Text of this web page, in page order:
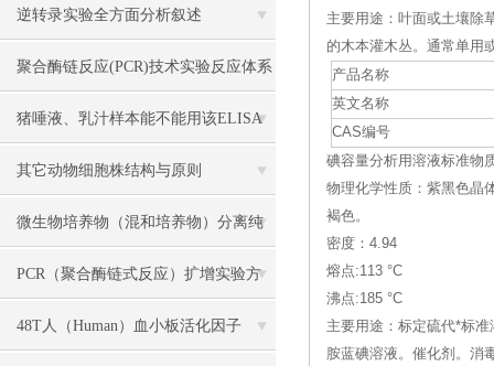
逆转录实验全方面分析叙述
聚合酶链反应(PCR)技术实验反应体系
各组份解析
猪唾液、乳汁样本能不能用该ELISA
试剂盒检测？
其它动物细胞株结构与原则
微生物培养物（混和培养物）分离纯
化主要方法介绍
PCR（聚合酶链式反应）扩增实验方
法详述
48T人（Human）血小板活化因子
主要用途：叶面或土壤除
的木本灌木丛。通常单用
产品名称
英文名称
CAS编号
碘容量分析用溶液标准物
物理化学性质：紫黑色晶
褐色。
密度：4.94
熔点:113 °C
沸点:185 °C
主要用途：标定硫代*标
胺蓝碘溶液。催化剂。消